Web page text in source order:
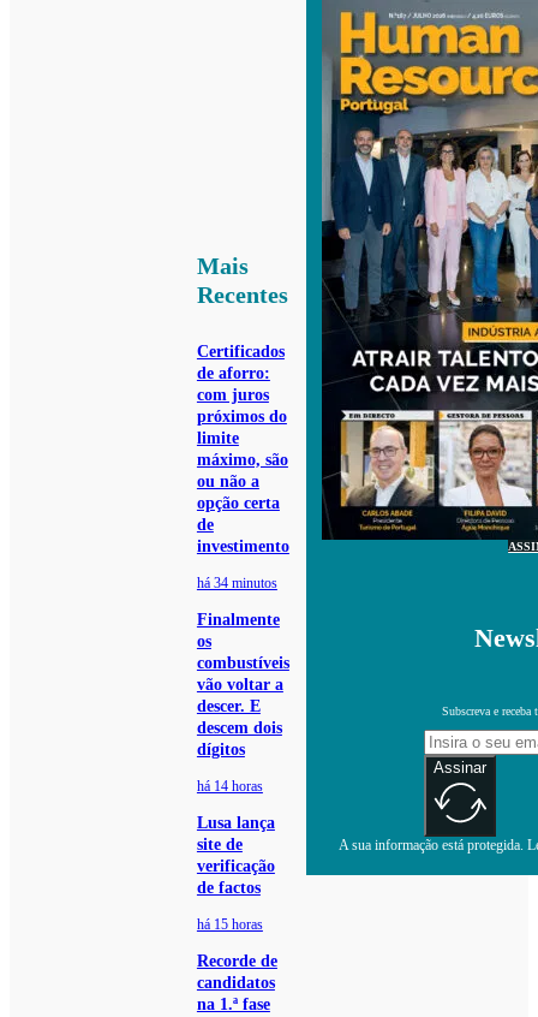
Mais
Recentes
Certificados
de aforro:
com juros
próximos do
limite
máximo, são
ou não a
opção certa
de
investimento
há 34 minutos
Finalmente
os
combustíveis
vão voltar a
descer. E
descem dois
dígitos
há 14 horas
Lusa lança
site de
verificação
de factos
há 15 horas
Recorde de
candidatos
na 1.ª fase
Subscreva e receba
Assinar
A sua informação está protegida.